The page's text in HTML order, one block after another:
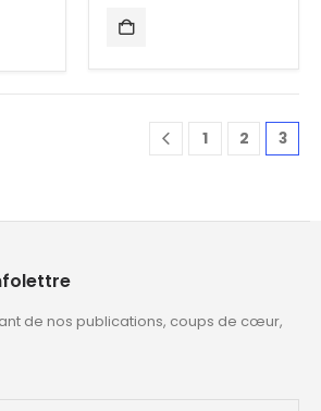
1 2 3
de nos publications, coups de cœur,